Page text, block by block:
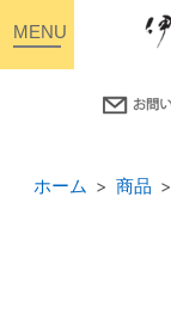
ホーム 商品
toggle
navigation